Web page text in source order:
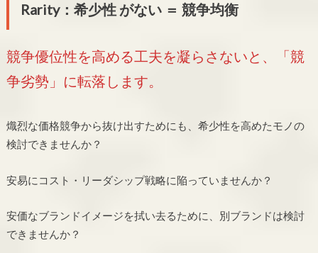
Rarity：希少性 がない ＝ 競争均衡
競争優位性を高める工夫を凝らさないと、「競
争劣勢」に転落します。
熾烈な価格競争から抜け出すためにも、希少性を高めたモノの
検討できませんか？
安易にコスト・リーダシップ戦略に陥っていませんか？
安価なブランドイメージを拭い去るために、別ブランドは検討
できませんか？